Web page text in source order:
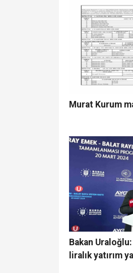
sorununu
Murat Kurum
Bakan
liralık yatırım